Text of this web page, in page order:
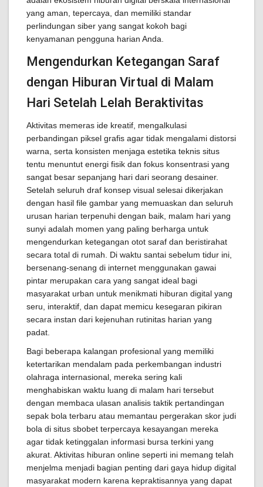
yang aman, tepercaya, dan memiliki standar
perlindungan siber yang sangat kokoh bagi
kenyamanan pengguna harian Anda.
Mengendurkan Ketegangan Saraf
dengan Hiburan Virtual di Malam
Hari Setelah Lelah Beraktivitas
Aktivitas memeras ide kreatif, mengalkulasi
perbandingan piksel grafis agar tidak mengalami distorsi
warna, serta konsisten menjaga estetika teknis situs
tentu menuntut energi fisik dan fokus konsentrasi yang
sangat besar sepanjang hari dari seorang desainer.
Setelah seluruh draf konsep visual selesai dikerjakan
dengan hasil file gambar yang memuaskan dan seluruh
urusan harian terpenuhi dengan baik, malam hari yang
sunyi adalah momen yang paling berharga untuk
mengendurkan ketegangan otot saraf dan beristirahat
secara total di rumah. Di waktu santai sebelum tidur ini,
bersenang-senang di internet menggunakan gawai
pintar merupakan cara yang sangat ideal bagi
masyarakat urban untuk menikmati hiburan digital yang
seru, interaktif, dan dapat memicu kesegaran pikiran
secara instan dari kejenuhan rutinitas harian yang
padat.
Bagi beberapa kalangan profesional yang memiliki
ketertarikan mendalam pada perkembangan industri
olahraga internasional, mereka sering kali
menghabiskan waktu luang di malam hari tersebut
dengan membaca ulasan analisis taktik pertandingan
sepak bola terbaru atau memantau pergerakan skor judi
bola di situs sbobet terpercaya kesayangan mereka
agar tidak ketinggalan informasi bursa terkini yang
akurat. Aktivitas hiburan online seperti ini memang telah
menjelma menjadi bagian penting dari gaya hidup digital
masyarakat modern karena kepraktisannya yang dapat